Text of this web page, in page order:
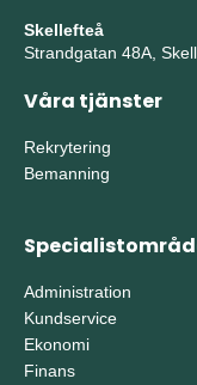
Skellefteå
Strandgatan 48A,
Våra tjänster
Rekrytering
Bemanning
Administration
Kundservice
Ekonomi
Finans